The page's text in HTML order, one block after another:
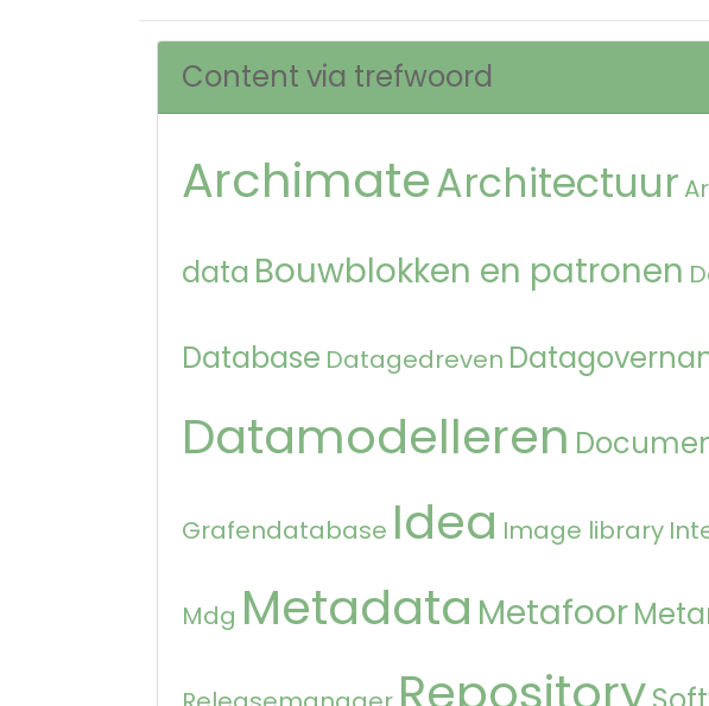
Content via trefwoord
ArchimateArchitectuur
data Bouwblokken en patronen
Database Datagedreven
Datamodelleren
Grafendatabase Idea Image library
Mdg Metadata Metafoor